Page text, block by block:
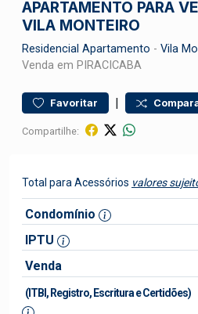
APARTAMENTO PARA
VILA MONTEIRO
Residencial Apartamento - Vila
Venda em PIRACICABA
Favoritar |
Compartilhe:
Total para Acessórios valores
Condomínio
IPTU
Venda
(ITBI, Registro, Escritura e Certidões)